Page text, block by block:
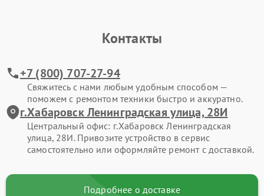
Контакты
+7 (800) 707-27-94
Свяжитесь с нами любым удобным способом —
поможем с ремонтом техники быстро и аккуратно.
г.Хабаровск Ленинградская улица, 28И
Центральный офис: г.Хабаровск Ленинградская
улица, 28И. Привозите устройство в сервис
самостоятельно или оформляйте ремонт с доставкой.
Подробнее о доставке